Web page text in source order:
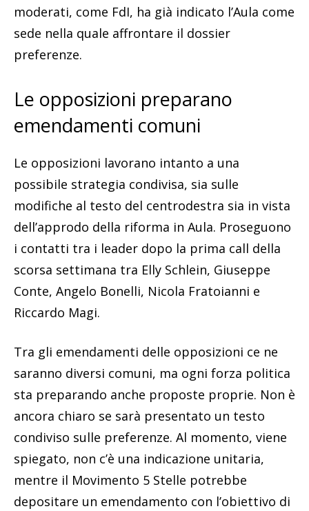
moderati, come FdI, ha già indicato l’Aula come
sede nella quale affrontare il dossier
preferenze.
Le opposizioni preparano
emendamenti comuni
Le opposizioni lavorano intanto a una
possibile strategia condivisa, sia sulle
modifiche al testo del centrodestra sia in vista
dell’approdo della riforma in Aula. Proseguono
i contatti tra i leader dopo la prima call della
scorsa settimana tra Elly Schlein, Giuseppe
Conte, Angelo Bonelli, Nicola Fratoianni e
Riccardo Magi.
Tra gli emendamenti delle opposizioni ce ne
saranno diversi comuni, ma ogni forza politica
sta preparando anche proposte proprie. Non è
ancora chiaro se sarà presentato un testo
condiviso sulle preferenze. Al momento, viene
spiegato, non c’è una indicazione unitaria,
mentre il Movimento 5 Stelle potrebbe
depositare un emendamento con l’obiettivo di